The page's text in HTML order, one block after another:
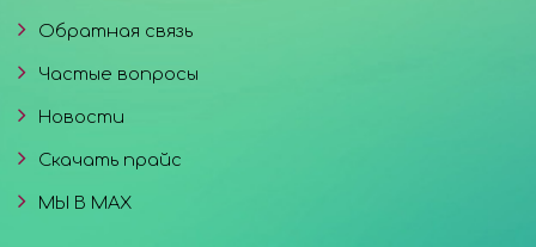
Обратная связь
Частые вопросы
Новости
Скачать прайс
МЫ В MAX